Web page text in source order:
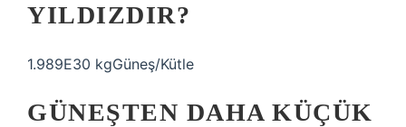
YILDIZDIR?
1.989E30 kgGüneş/Kütle
GÜNEŞTEN DAHA KÜÇÜK